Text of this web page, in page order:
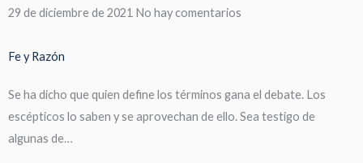
29 de diciembre de 2021 No hay comentarios
Fe y Razón
Se ha dicho que quien define los términos gana el debate. Los
escépticos lo saben y se aprovechan de ello. Sea testigo de
algunas de…